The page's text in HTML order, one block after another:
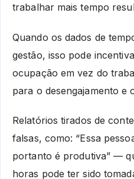
trabalhar mais tempo
Quando os dados de
gestão, isso pode
ocupação em vez do
para o desengajamento e
Relatórios tirados de
falsas, como: “Essa
portanto é produtiva” —
horas pode ter sido